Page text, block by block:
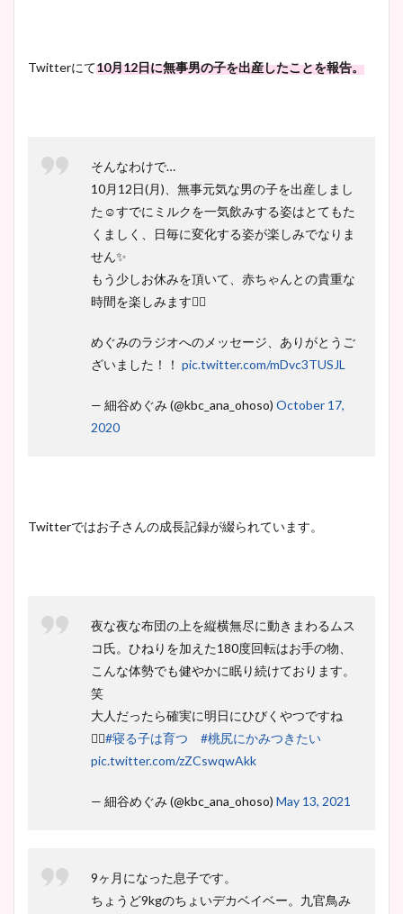
Twitterにて10月12日に無事男の子を出産したことを報告。
そんなわけで…
10月12日(月)、無事元気な男の子を出産しまし
た☺️すでにミルクを一気飲みする姿はとてもた
くましく、日毎に変化する姿が楽しみでなりま
せん✨
もう少しお休みを頂いて、赤ちゃんとの貴重な
時間を楽しみます🙇‍♀️
めぐみのラジオへのメッセージ、ありがとうご
ざいました！！ pic.twitter.com/mDvc3TUSJL
— 細谷めぐみ (@kbc_ana_ohoso) October 17,
2020
Twitterではお子さんの成長記録が綴られています。
夜な夜な布団の上を縦横無尽に動きまわるムス
コ氏。ひねりを加えた180度回転はお手の物、
こんな体勢でも健やかに眠り続けております。
笑
大人だったら確実に明日にひびくやつですね
🤸‍♂️#寝る子は育つ
#桃尻にかみつきたい
pic.twitter.com/zZCswqwAkk
— 細谷めぐみ (@kbc_ana_ohoso) May 13, 2021
9ヶ月になった息子です。
ちょうど9kgのちょいデカベイベー。九官鳥み